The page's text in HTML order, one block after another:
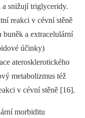
snižují triglyceridy.
reakci v cévní stěně
a extracelulární
účinky)
aterosklerotického
metabolizmus též
v cévní stěně [16].
morbiditu